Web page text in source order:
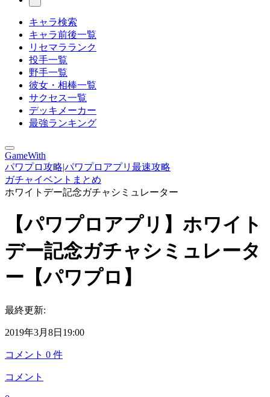
キャラ検索
キャラ前後一覧
リセマラランク
投手一覧
野手一覧
彼女・相棒一覧
サクセス一覧
デッキメーカー
最強ランキング
GameWith
パワプロ攻略|パワプロアプリ最速攻略
ガチャイベントまとめ
ホワイトデー記念ガチャシミュレーター
【パワプロアプリ】ホワイト
デー記念ガチャシミュレータ
ー【パワプロ】
最終更新:
2019年3月8日19:00
コメント 0 件
コメント